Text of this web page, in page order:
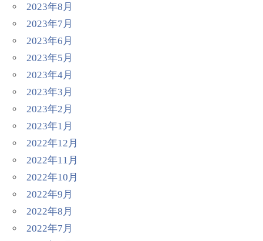
2023年8月
2023年7月
2023年6月
2023年5月
2023年4月
2023年3月
2023年2月
2023年1月
2022年12月
2022年11月
2022年10月
2022年9月
2022年8月
2022年7月